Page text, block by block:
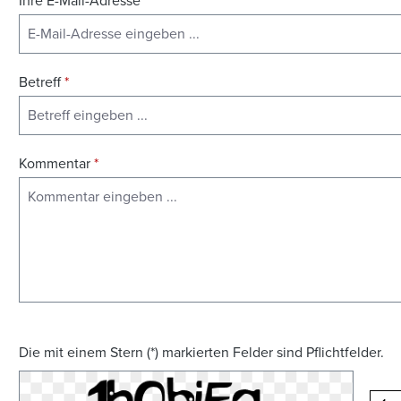
Betreff*
Kommentar*
Die mit einem Stern (*) markierten Felder sind Pflichtfelder.